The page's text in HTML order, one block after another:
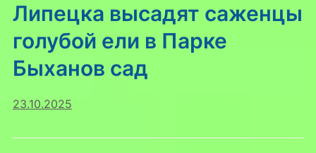
Липецка высадят саженцы
голубой ели в Парке
Быханов сад
23.10.2025